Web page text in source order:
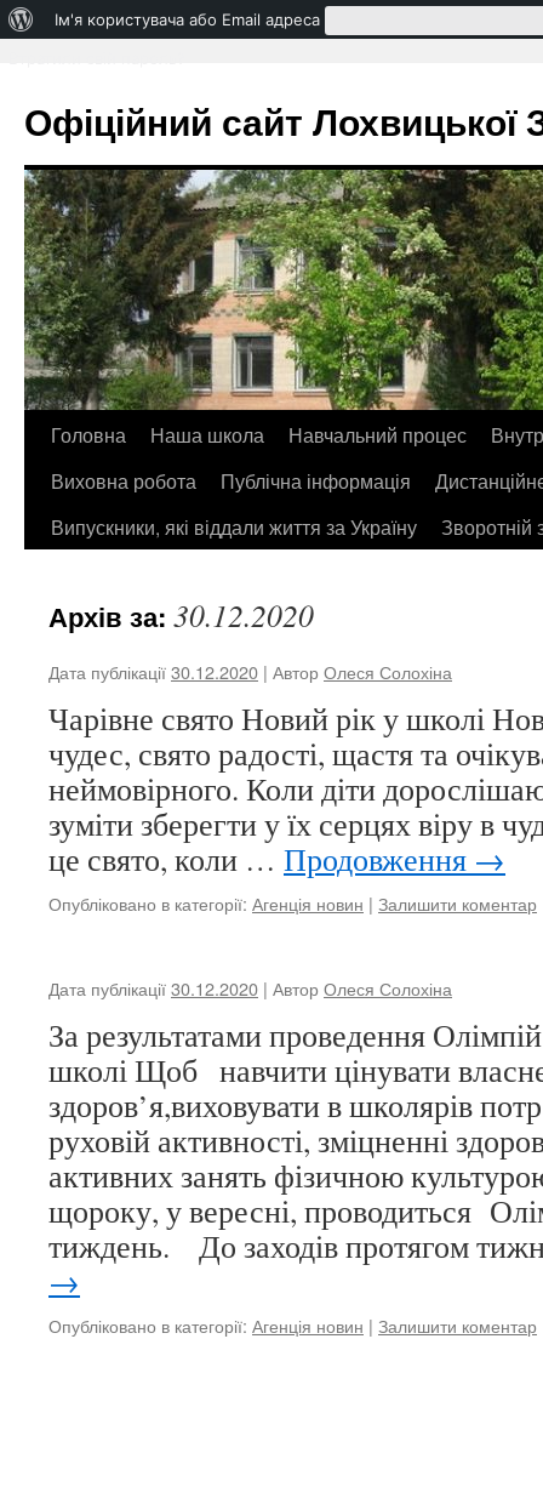
ПроІм'я користувача або Email адреса
Офіційний сайт Лохвицької
Перейти
до
контенту
Головна Наша школа Навчальний процес
Виховна робота
Публічна інформація
Випускники, які віддали життя за Україну
Зворотній
Архів за: 30.12.2020
Дата публікації30.12.2020 | АвторОлеся Солохіна
Чарівне свято Новий рік у школі
чудес, свято радості, щастя та
неймовірного. Коли діти
зуміти зберегти у їх серцях віру в
це свято, коли … Продовження →
Опубліковано в категорії: Агенція новин | Залишити коментар
Дата публікації30.12.2020 | АвторОлеся Солохіна
За результатами проведення
школі Щоб навчити цінувати
здоров’я,виховувати в школярів
руховій активності, зміцненні
активних занять фізичною
щороку, у вересні, проводиться
тиждень. До заходів протягом
→
Опубліковано в категорії: Агенція новин | Залишити коментар